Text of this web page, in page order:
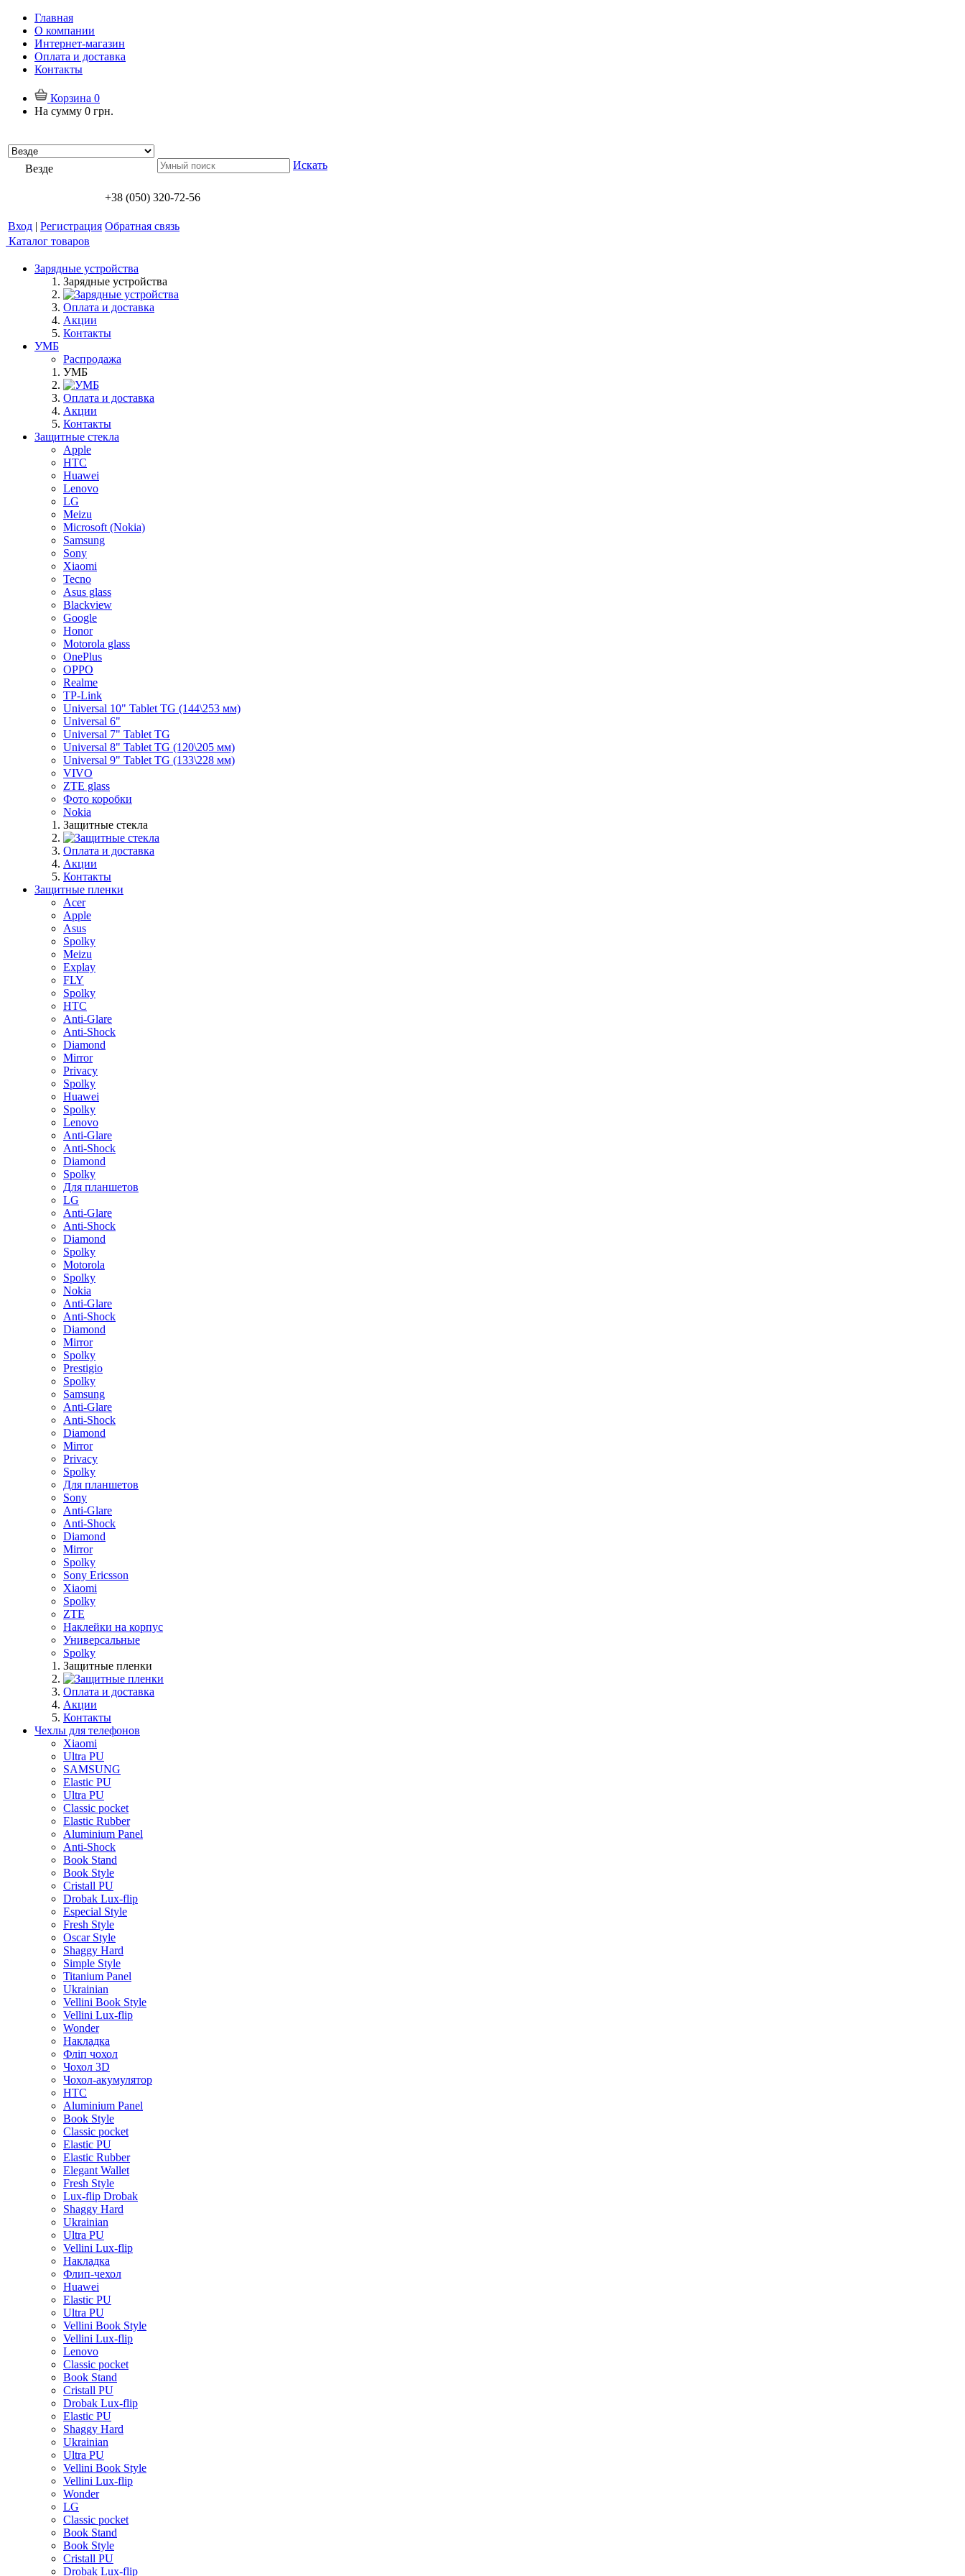
Главная
О компании
Интернет-магазин
Оплата и доставка
Контакты
Корзина 0
На сумму 0 грн.
Везде Искать
+38 (050) 320-72-56
Вход | Регистрация Обратная связь
Каталог товаров
Зарядные устройства
Зарядные устройства
Оплата и доставка
Акции
Контакты
УМБ
Распродажа
УМБ
Оплата и доставка
Акции
Контакты
Защитные стекла
Apple
HTC
Huawei
Lenovo
LG
Meizu
Microsoft (Nokia)
Samsung
Sony
Xiaomi
Tecno
Asus glass
Blackview
Google
Honor
Motorola glass
OnePlus
OPPO
Realme
TP-Link
Universal 10" Tablet TG (144\253 мм)
Universal 6"
Universal 7" Tablet TG
Universal 8" Tablet TG (120\205 мм)
Universal 9" Tablet TG (133\228 мм)
VIVO
ZTE glass
Фото коробки
Nokia
Защитные стекла
Оплата и доставка
Акции
Контакты
Защитные пленки
Acer
Apple
Asus
Spolky
Meizu
Explay
FLY
Spolky
HTC
Anti-Glare
Anti-Shock
Diamond
Mirror
Privacy
Spolky
Huawei
Spolky
Lenovo
Anti-Glare
Anti-Shock
Diamond
Spolky
Для планшетов
LG
Anti-Glare
Anti-Shock
Diamond
Spolky
Motorola
Spolky
Nokia
Anti-Glare
Anti-Shock
Diamond
Mirror
Spolky
Prestigio
Spolky
Samsung
Anti-Glare
Anti-Shock
Diamond
Mirror
Privacy
Spolky
Для планшетов
Sony
Anti-Glare
Anti-Shock
Diamond
Mirror
Spolky
Sony Ericsson
Xiaomi
Spolky
ZTE
Наклейки на корпус
Универсальные
Spolky
Защитные пленки
Оплата и доставка
Акции
Контакты
Чехлы для телефонов
Xiaomi
Ultra PU
SAMSUNG
Elastic PU
Ultra PU
Classic pocket
Elastic Rubber
Aluminium Panel
Anti-Shock
Book Stand
Book Style
Cristall PU
Drobak Lux-flip
Especial Style
Fresh Style
Oscar Style
Shaggy Hard
Simple Style
Titanium Panel
Ukrainian
Vellini Book Style
Vellini Lux-flip
Wonder
Накладка
Фліп чохол
Чохол 3D
Чохол-акумулятор
HTC
Aluminium Panel
Book Style
Classic pocket
Elastic PU
Elastic Rubber
Elegant Wallet
Fresh Style
Lux-flip Drobak
Shaggy Hard
Ukrainian
Ultra PU
Vellini Lux-flip
Накладка
Флип-чехол
Huawei
Elastic PU
Ultra PU
Vellini Book Style
Vellini Lux-flip
Lenovo
Classic pocket
Book Stand
Cristall PU
Drobak Lux-flip
Elastic PU
Shaggy Hard
Ukrainian
Ultra PU
Vellini Book Style
Vellini Lux-flip
Wonder
LG
Classic pocket
Book Stand
Book Style
Cristall PU
Drobak Lux-flip